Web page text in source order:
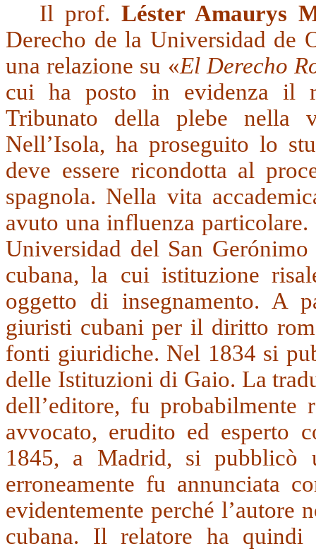
Il prof. Léster Amaurys
Derecho de la Universidad de
una relazione su «El Derecho
cui ha posto in evidenza il
Tribunato della plebe nella
Nell’Isola, ha proseguito lo
deve essere ricondotta al
spagnola. Nella vita
avuto una influenza
Universidad del San
cubana, la cui istituzione
oggetto di insegnamento. A
giuristi cubani per il diritto
fonti giuridiche. Nel 1834 si
delle Istituzioni di Gaio. La
dell’editore, fu
avvocato, erudito ed esperto
1845, a Madrid, si pubblicò
erroneamente fu annunciata
evidentemente perché l’autore
cubana. Il relatore ha quindi